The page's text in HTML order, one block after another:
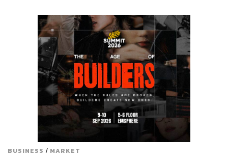
BUSINESS / MARKET